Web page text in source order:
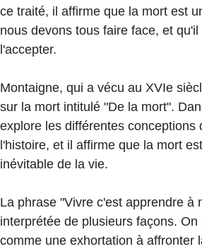
ce traité, il affirme que la mort est
nous devons tous faire face, et
l'accepter.
Montaigne, qui a vécu au XVIe
sur la mort intitulé "De la mort".
explore les différentes conceptions
l'histoire, et il affirme que la mort
inévitable de la vie.
La phrase "Vivre c'est apprendre à
interprétée de plusieurs façons.
comme une exhortation à affronter